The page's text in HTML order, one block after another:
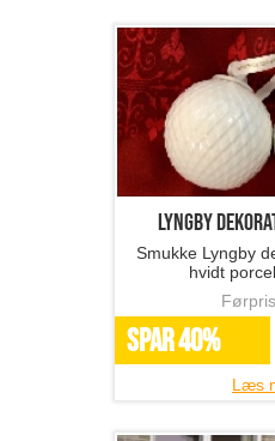
Lyngby
Smukke Lyngby
hvidt
SPAR 40%
Læs